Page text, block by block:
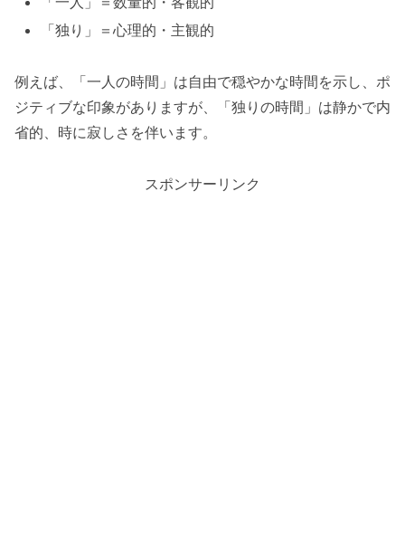
「独り」＝心理的・主観的
例えば、「一人の時間」は自由で穏やかな時間を示し、ポ
ジティブな印象がありますが、「独りの時間」は静かで内
省的、時に寂しさを伴います。
スポンサーリンク